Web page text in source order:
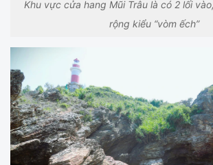
Khu vực cửa hang Mũi Trâu là có 2 lối
rộng kiểu “vòm ếch”